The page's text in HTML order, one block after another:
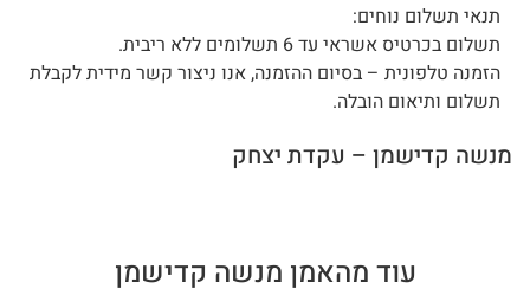
תנאי תשלום נוחים:
תשלום בכרטיס אשראי עד 6 תשלומים ללא ריבית.
הזמנה טלפונית – בסיום ההזמנה, אנו ניצור קשר מידית לקבלת
תשלום ותיאום הובלה.
מנשה קדישמן – עקדת יצחק
עוד מהאמן מנשה קדישמן